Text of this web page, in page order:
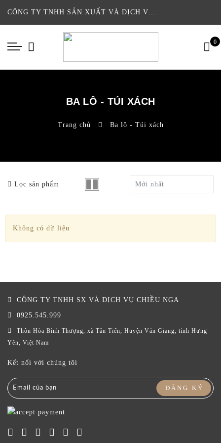
CÔNG TY TNHH SẢN XUẤT VÀ DỊCH VỤ THƯƠNG MẠI CHIỀU NGA
0
BA LÔ - TÚI XÁCH
Trang chủ Ba lô - Túi xách
Lọc sản phẩm Mới nhất
Không có dữ liệu
CÔNG TY TNHH SX VÀ DỊCH VỤ CHIỀU NGA
0925.545.999
Thôn Hòa Bình Thượng, xã Tân Tiến, Huyện Văn Giang, tỉnh Hưng
Yên, Việt Nam
Kết nối với chúng tôi
ĐĂNG KÝ